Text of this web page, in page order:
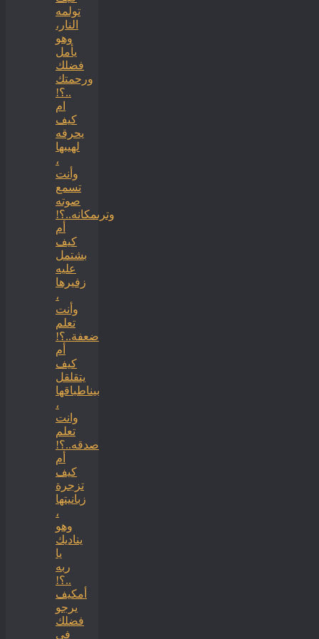
تولمه
النار،
وهو
يأمل
فضلك
ورحمتك
..؟!
ام
كيف
يحرقه
لهيبها
،
وأنت
تسمع
صوته
وترىمكانه..؟!
أم
كيف
بشتمل
عليه
زفيرها
،
وأنت
تعلم
ضعفة..؟!
أم
كيف
يتقلقل
بيناطباقها
،
وانت
تعلم
صدقه..؟!
أم
كيف
تزجرة
زبانيتها
،
وهو
يناديك
يا
ربه
..؟!
أمكيف
يرجو
فضلك
في